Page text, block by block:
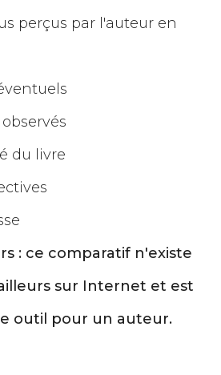
perçus par l'auteur en
du livre
: ce comparatif n'existe
sur Internet et est
outil pour un auteur.